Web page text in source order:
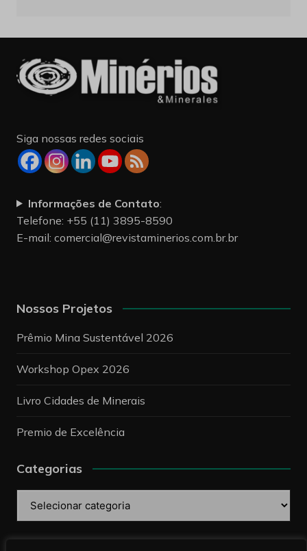
Siga nossas redes sociais
Informações de Contato:
Telefone: +55 (11) 3895-8590
E-mail: comercial@revistaminerios.com.br.br
Nossos Projetos
Prêmio Mina Sustentável 2026
Workshop Opex 2026
Livro Cidades de Minerais
Premio de Excelência
Categorias